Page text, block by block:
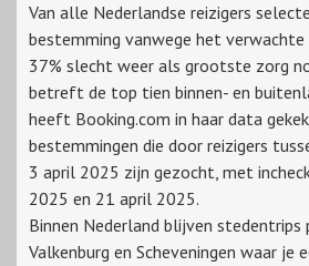
Van alle Nederlandse reizigers
bestemming vanwege het
37% slecht weer als grootste zorg
betreft de top tien binnen- en
heeft Booking.com in haar data
bestemmingen die door reizigers
3 april 2025 zijn gezocht, met
2025 en 21 april 2025.
Binnen Nederland blijven stedentrips
Valkenburg en Scheveningen waar je